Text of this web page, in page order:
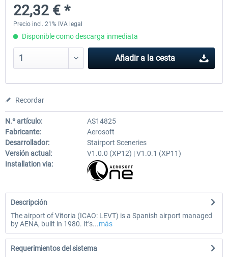
30,45 € *
22,32 € *
Precio incl. 21% IVA legal
Disponible como descarga inmediata
Añadir a la cesta
Recordar
N.º artículo:
AS14825
Fabricante:
Aerosoft
Desarrollador:
Stairport Sceneries
Versión actual:
V1.0.0 (XP12) | V1.0.1 (XP11)
Installation via:
Descripción
The airport of Vitoria (ICAO: LEVT) is a Spanish airport managed
by AENA, built in 1980. It’s...más
Requerimientos del sistema